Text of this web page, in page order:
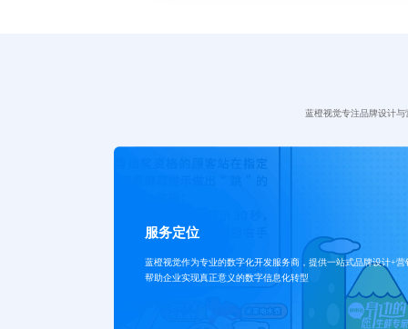
蓝橙视觉专注品牌设计
服务定位
蓝橙视觉作为专业的数字化开发服务商，提供一站式品牌设计+
帮助企业实现真正意义的数字信息化转型